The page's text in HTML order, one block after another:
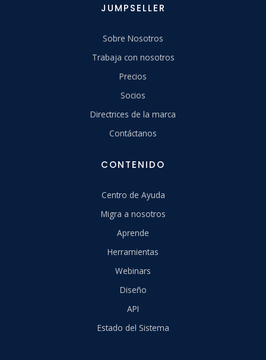
JUMPSELLER
Sobre Nosotros
Trabaja con nosotros
Precios
Socios
Directrices de la marca
Contáctanos
CONTENIDO
Centro de Ayuda
Migra a nosotros
Aprende
Herramientas
Webinars
Diseño
API
Estado del Sistema